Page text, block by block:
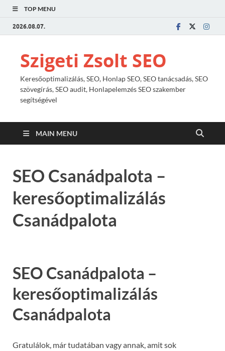
TOP MENU
2026.08.07.
Szigeti Zsolt SEO
Keresőoptimalizálás, SEO, Honlap SEO, SEO tanácsadás, SEO
szövegírás, SEO audit, Honlapelemzés SEO szakember
segítségével
MAIN MENU
SEO Csanádpalota –
keresőoptimalizálás
Csanádpalota
SEO Csanádpalota –
keresőoptimalizálás
Csanádpalota
Gratulálok, már tudatában vagy annak, amit sok